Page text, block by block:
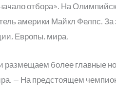
отбора». На
америки Майкл Фелпс.
Европы, мира.
более главные
— На предстоящем